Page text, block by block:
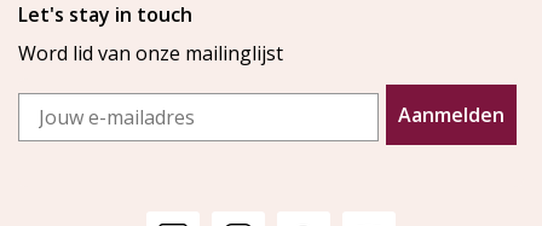
Let's stay in touch
Word lid van onze mailinglijst
Email
Aanmelden